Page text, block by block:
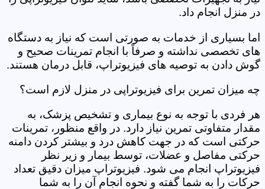
در منزل انجام داد.
اما بسیاری از خدمات به صورتی است که نیاز به دستگاه
های تخصصی نداشته و صرفاً با انجام تمرینات صحیح و
گوش دادن به توصیه های فیزیوتراپ، قابل درمان هستند.
چه میزان تمرین برای فیزیوتراپی در منزل لازم است؟
هر فردی با توجه به نوع بیماری و تشخیص پزشک، به
مقدار متفاوتی تمرین نیاز دارد. در واقع منظور، تمرینات
حرکتی است که در جهت کاهش درد و بیشتر کردن دامنه
حرکتی مفاصل و عضلات، توسط بیمار و زیر نظر
فیزیوتراپ انجام می شود. فیزیوتراپ میزان دقیق تعداد
حرکات را به شما گفته و نحوه انجام آن را به شما